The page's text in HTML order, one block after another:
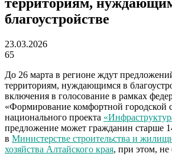
благоустройстве
23.03.2026
65
До 26 марта в регионе ждут
территориям, нуждающимся в
включения в голосование в рамках
«Формирование комфортной городской
национального проекта
предложение может гражданин старше
в Министерстве строительства и
хозяйства Алтайского края, при этом, не